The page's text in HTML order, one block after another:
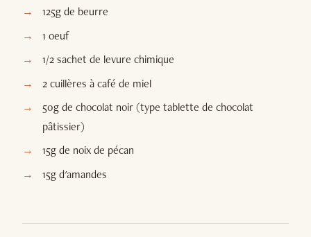
125g de beurre
1 oeuf
1/2 sachet de levure chimique
2 cuillères à café de miel
50g de chocolat noir (type tablette de chocolat
pâtissier)
15g de noix de pécan
15g d'amandes